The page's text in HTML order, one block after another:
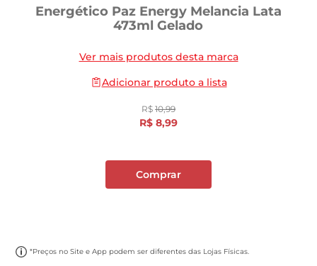
Energético Paz Energy Melancia Lata
473ml Gelado
Ver mais produtos desta marca
Adicionar produto a lista
R$ 10,99
R$ 8,99
Comprar
*Preços no Site e App podem ser diferentes das Lojas Físicas.